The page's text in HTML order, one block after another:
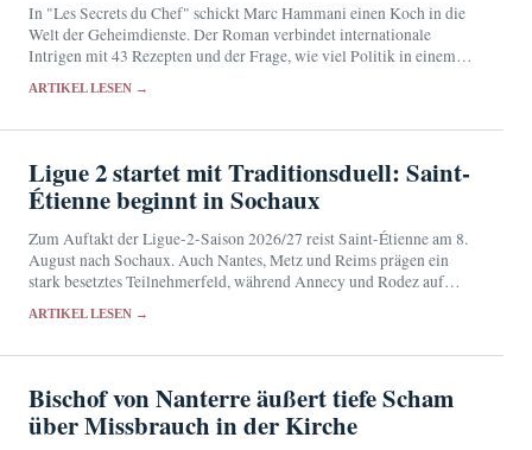
In "Les Secrets du Chef" schickt Marc Hammani einen Koch in die
Welt der Geheimdienste. Der Roman verbindet internationale
Intrigen mit 43 Rezepten und der Frage, wie viel Politik in einem
ARTIKEL LESEN →
Ligue 2 startet mit Traditionsduell: Saint-
Étienne beginnt in Sochaux
Zum Auftakt der Ligue-2-Saison 2026/27 reist Saint-Étienne am 8.
August nach Sochaux. Auch Nantes, Metz und Reims prägen ein
stark besetztes Teilnehmerfeld, während Annecy und Rodez auf
ARTIKEL LESEN →
Bischof von Nanterre äußert tiefe Scham
über Missbrauch in der Kirche